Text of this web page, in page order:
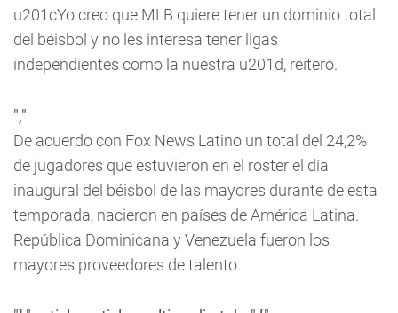
u201cYo creo que MLB quiere tener un dominio total
del béisbol y no les interesa tener ligas
independientes como la nuestra u201d, reiteró.
","
De acuerdo con Fox News Latino un total del 24,2%
de jugadores que estuvieron en el roster el día
inaugural del béisbol de las mayores durante de esta
temporada, nacieron en países de América Latina.
República Dominicana y Venezuela fueron los
mayores proveedores de talento.